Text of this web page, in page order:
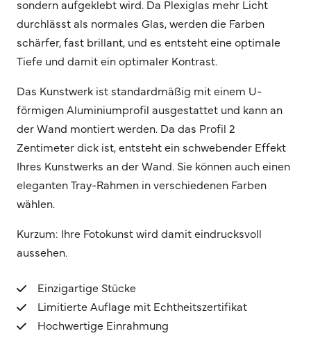
sondern aufgeklebt wird. Da Plexiglas mehr Licht
durchlässt als normales Glas, werden die Farben
schärfer, fast brillant, und es entsteht eine optimale
Tiefe und damit ein optimaler Kontrast.
Das Kunstwerk ist standardmäßig mit einem U-
förmigen Aluminiumprofil ausgestattet und kann an
der Wand montiert werden. Da das Profil 2
Zentimeter dick ist, entsteht ein schwebender Effekt
Ihres Kunstwerks an der Wand. Sie können auch einen
eleganten Tray-Rahmen in verschiedenen Farben
wählen.
Kurzum: Ihre Fotokunst wird damit eindrucksvoll
aussehen.
Einzigartige Stücke
Limitierte Auflage mit Echtheitszertifikat
Hochwertige Einrahmung